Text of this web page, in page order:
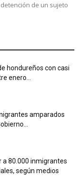
de un sujeto
hondureños con casi
enero...
amparados
a 80.000 inmigrantes
según medios